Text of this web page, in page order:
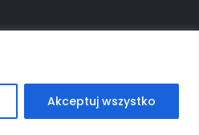
Akceptuj wszystko